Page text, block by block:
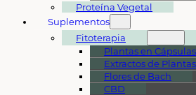
Proteína Vegetal
Suplementos
Fitoterapia
Plantas en Cápsulas
Extractos de
Flores de Bach
CBD